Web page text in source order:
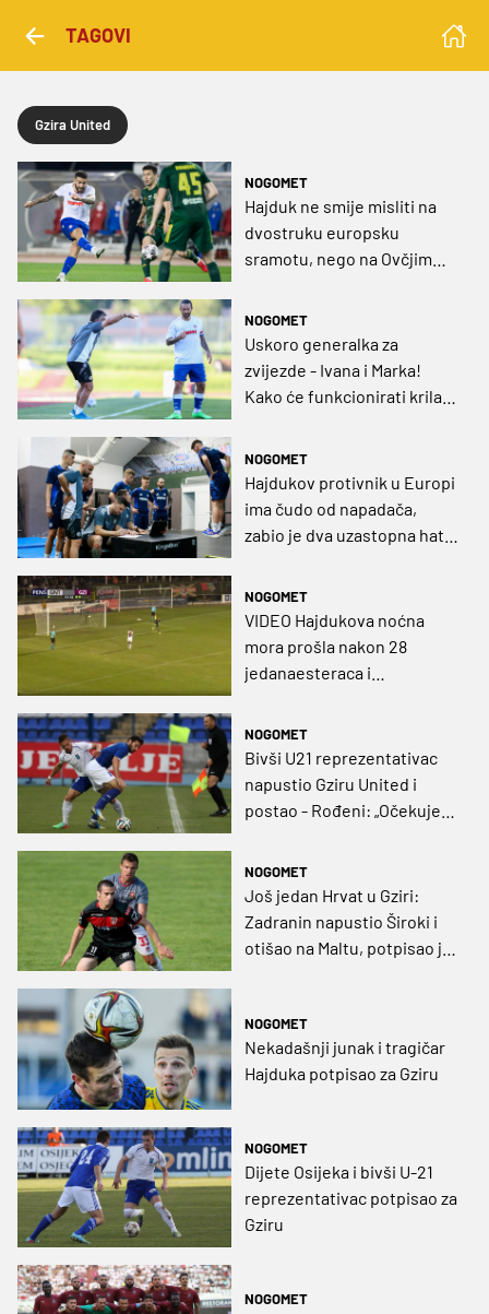
TAGOVI
Gzira United
NOGOMET
Hajduk ne smije misliti na
dvostruku europsku
sramotu, nego na Ovčjim
NOGOMET
Uskoro generalka za
zvijezde - Ivana i Marka!
Kako će funkcionirati krila
NOGOMET
Hajdukov protivnik u Europi
ima čudo od napadača,
zabio je dva uzastopna hat-
NOGOMET
VIDEO Hajdukova noćna
mora prošla nakon 28
jedanaesteraca i
NOGOMET
Bivši U21 reprezentativac
napustio Gziru United i
postao - Rođeni: „Očekuje
ništa – samo gas"
NOGOMET
Još jedan Hrvat u Gziri:
Zadranin napustio Široki i
otišao na Maltu, potpisao je
NOGOMET
Nekadašnji junak i tragičar
Hajduka potpisao za Gziru
NOGOMET
Dijete Osijeka i bivši U-21
reprezentativac potpisao za
Gziru
NOGOMET